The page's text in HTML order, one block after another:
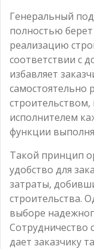
Генеральный
полностью берет
реализацию
соответствии с
избавляет
самостоятельно
исполнителем
функции
Такой принцип
удобство для
затраты,
строительства.
выборе
Сотрудничество
дает заказчику